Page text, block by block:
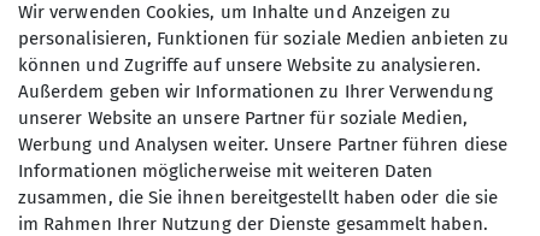
WanderungenundAusfahrten. Du bist Lehrkraft
an einer Schule mit sonderpädagogischem
Schwerpunkt oder in einer Vorbereitungsklasse
und möchtest mit deinen Schüler*innen
vorbeikommen? Hier findest du unser Angebot für
Schulen.
Wir verwenden Cookies, um Inhalte und Anzeigen zu
personalisieren, Funktionen für soziale Medien anbieten zu
können und Zugriffe auf unsere Website zu analysieren.
Außerdem geben wir Informationen zu Ihrer Verwendung
unserer Website an unsere Partner für soziale Medien,
Werbung und Analysen weiter. Unsere Partner führen diese
Informationen möglicherweise mit weiteren Daten
zusammen, die Sie ihnen bereitgestellt haben oder die sie
im Rahmen Ihrer Nutzung der Dienste gesammelt haben.